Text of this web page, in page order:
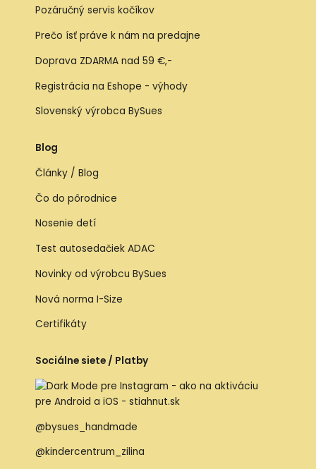
Pozáručný servis kočíkov
Prečo ísť práve k nám na predajne
Doprava ZDARMA nad 59 €,-
Registrácia na Eshope - výhody
Slovenský výrobca BySues
Blog
Články / Blog
Čo do pôrodnice
Nosenie detí
Test autosedačiek ADAC
Novinky od výrobcu BySues
Nová norma I-Size
Certifikáty
Sociálne siete / Platby
@bysues_handmade
@kindercentrum_zilina